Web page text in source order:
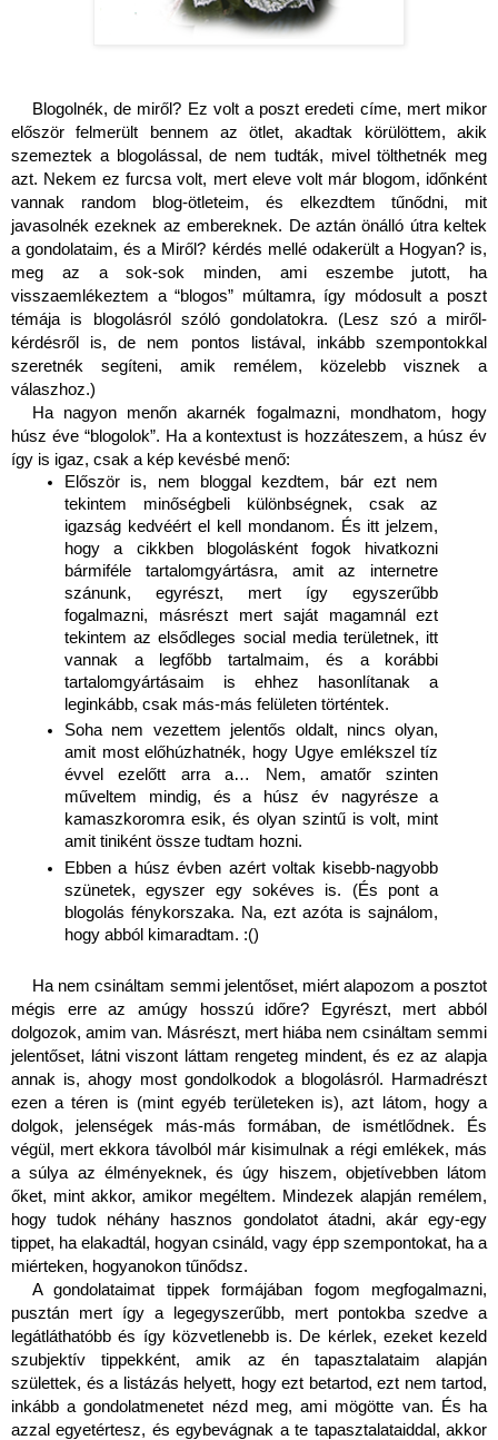
Blogolnék, de miről? Ez volt a poszt eredeti címe, mert mikor
először felmerült bennem az ötlet, akadtak körülöttem, akik
szemeztek a blogolással, de nem tudták, mivel tölthetnék meg
azt. Nekem ez furcsa volt, mert eleve volt már blogom, időnként
vannak random blog-ötleteim, és elkezdtem tűnődni, mit
javasolnék ezeknek az embereknek. De aztán önálló útra keltek
a gondolataim, és a Miről? kérdés mellé odakerült a Hogyan? is,
meg az a sok-sok minden, ami eszembe jutott, ha
visszaemlékeztem a “blogos” múltamra, így módosult a poszt
témája is blogolásról szóló gondolatokra. (Lesz szó a miről-
kérdésről is, de nem pontos listával, inkább szempontokkal
szeretnék segíteni, amik remélem, közelebb visznek a
válaszhoz.)
Ha nagyon menőn akarnék fogalmazni, mondhatom, hogy
húsz éve “blogolok”. Ha a kontextust is hozzáteszem, a húsz év
így is igaz, csak a kép kevésbé menő:
Először is, nem bloggal kezdtem, bár ezt nem
tekintem minőségbeli különbségnek, csak az
igazság kedvéért el kell mondanom. És itt jelzem,
hogy a cikkben blogolásként fogok hivatkozni
bármiféle tartalomgyártásra, amit az internetre
szánunk, egyrészt, mert így egyszerűbb
fogalmazni, másrészt mert saját magamnál ezt
tekintem az elsődleges social media területnek, itt
vannak a legfőbb tartalmaim, és a korábbi
tartalomgyártásaim is ehhez hasonlítanak a
leginkább, csak más-más felületen történtek.
Soha nem vezettem jelentős oldalt, nincs olyan,
amit most előhúzhatnék, hogy Ugye emlékszel tíz
évvel ezelőtt arra a… Nem, amatőr szinten
műveltem mindig, és a húsz év nagyrésze a
kamaszkoromra esik, és olyan szintű is volt, mint
amit tiniként össze tudtam hozni.
Ebben a húsz évben azért voltak kisebb-nagyobb
szünetek, egyszer egy sokéves is. (És pont a
blogolás fénykorszaka. Na, ezt azóta is sajnálom,
hogy abból kimaradtam. :()
Ha nem csináltam semmi jelentőset, miért alapozom a posztot
mégis erre az amúgy hosszú időre? Egyrészt, mert abból
dolgozok, amim van. Másrészt, mert hiába nem csináltam semmi
jelentőset, látni viszont láttam rengeteg mindent, és ez az alapja
annak is, ahogy most gondolkodok a blogolásról. Harmadrészt
ezen a téren is (mint egyéb területeken is), azt látom, hogy a
dolgok, jelenségek más-más formában, de ismétlődnek. És
végül, mert ekkora távolból már kisimulnak a régi emlékek, más
a súlya az élményeknek, és úgy hiszem, objetívebben látom
őket, mint akkor, amikor megéltem. Mindezek alapján remélem,
hogy tudok néhány hasznos gondolatot átadni, akár egy-egy
tippet, ha elakadtál, hogyan csináld, vagy épp szempontokat, ha a
miérteken, hogyanokon tűnődsz.
A gondolataimat tippek formájában fogom megfogalmazni,
pusztán mert így a legegyszerűbb, mert pontokba szedve a
legátláthatóbb és így közvetlenebb is. De kérlek, ezeket kezeld
szubjektív tippekként, amik az én tapasztalataim alapján
születtek, és a listázás helyett, hogy ezt betartod, ezt nem tartod,
inkább a gondolatmenetet nézd meg, ami mögötte van. És ha
azzal egyetértesz, és egybevágnak a te tapasztalataiddal, akkor